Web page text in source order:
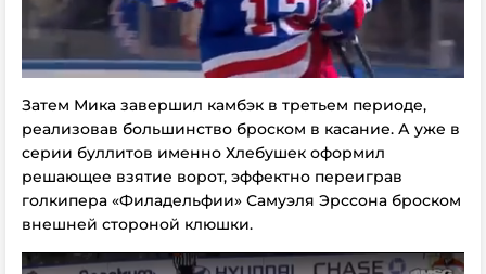
Затем Мика завершил камбэк в третьем периоде,
реализовав большинство броском в касание. А уже в
серии буллитов именно Хлебушек оформил
решающее взятие ворот, эффектно переиграв
голкипера «Филадельфии» Самуэля Эрссона броском
внешней стороной клюшки.